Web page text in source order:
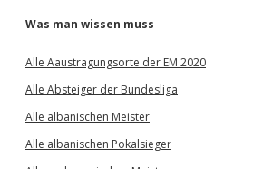
Was man wissen muss
Alle Aaustragungsorte der EM 2020
Alle Absteiger der Bundesliga
Alle albanischen Meister
Alle albanischen Pokalsieger